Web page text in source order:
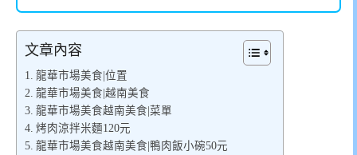
文章內容
龍華市場美食|位置
龍華市場美食|越南美食
龍華市場美食越南美食|菜單
烤肉涼拌米麵120元
龍華市場美食越南美食|鴨肉飯小碗50元